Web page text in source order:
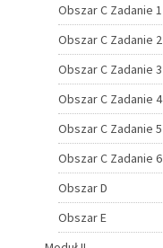
Obszar C Zadanie 1
Obszar C Zadanie 2
Obszar C Zadanie 3
Obszar C Zadanie 4
Obszar C Zadanie 5
Obszar C Zadanie 6
Obszar D
Obszar E